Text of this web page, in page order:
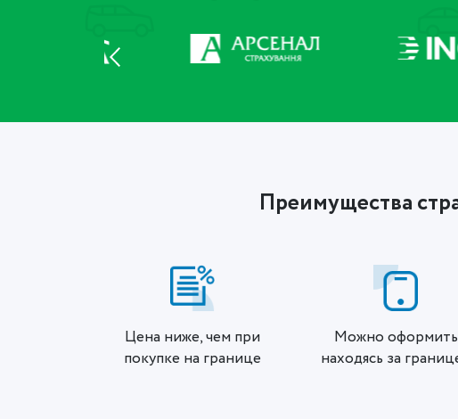
Преимущества
Цена ниже, чем при
покупке на границе
Можно оформить
находясь за